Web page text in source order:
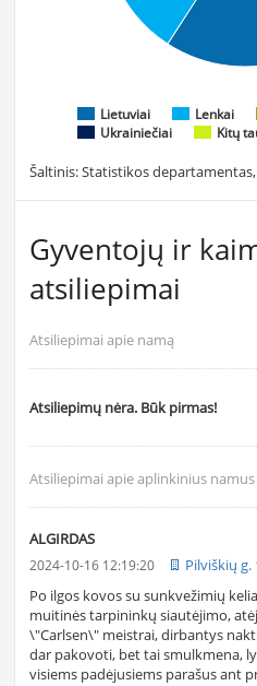
Lietuviai Lenkai
Ukrainiečiai
Kitų
Šaltinis: Statistikos
Gyventojų ir
atsiliepimai
Atsiliepimai apie namą
Atsiliepimų nėra. Būk pirmas!
Atsiliepimai apie aplinkinius namus
ALGIRDAS
2024-10-16 12:19:20
Pilviškių g.
Po ilgos kovos su sunkvežimių
muitinės tarpininkų siautėjimo,
\"Carlsen\" meistrai, dirbantys
dar pakovoti, bet tai smulkmena,
visiems padėjusiems parašus ant